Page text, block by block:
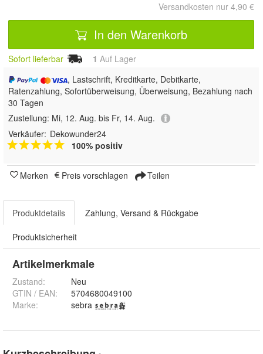
Versandkosten nur 4,90 €
In den Warenkorb
Sofort lieferbar 1 Auf Lager
, Lastschrift, Kreditkarte, Debitkarte,
Ratenzahlung, Sofortüberweisung, Überweisung, Bezahlung nach
30 Tagen
Zustellung: Mi, 12. Aug. bis Fr, 14. Aug.
Verkäufer: Dekowunder24
100% positiv
Merken Preis vorschlagen Teilen
Produktdetails Zahlung, Versand & Rückgabe
Produktsicherheit
Artikelmerkmale
Zustand:
Neu
GTIN / EAN:
5704680049100
Marke:
sebra